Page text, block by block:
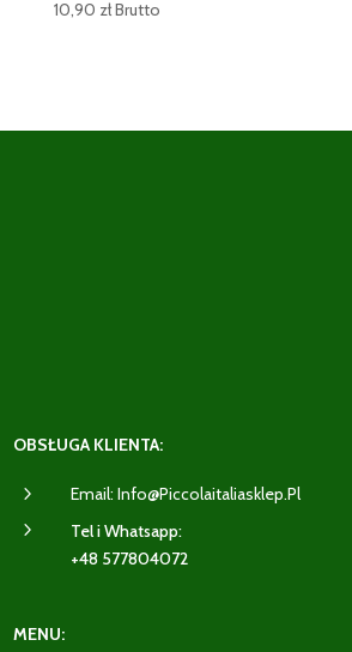
10,90 złBrutto
OBSŁUGA KLIENTA:
5 Email: Info@piccolaitaliasklep.pl
5
Tel i Whatsapp:
+48 577804072
MENU: